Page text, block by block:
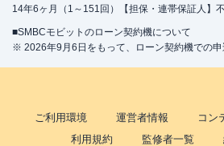
14年6ヶ月（1～151回）【担保・連帯保証人】
■SMBCモビットのローン契約機について
※ 2026年9月6日をもって、ローン契約機での申
ご利用環境 運営者情報
コン
利用規約
監修者一覧